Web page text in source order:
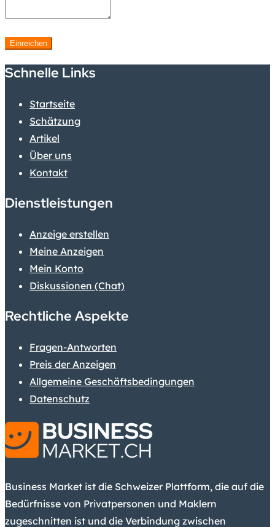
Einreichen
Schnelle Links
Startseite
Schätzung
Artikel
Über uns
Kontakt
Dienstleistungen
Anzeige erstellen
Meine Anzeigen
Mein Konto
Diskussionen (Chat)
Rechtliche Aspekte
Fragen-Antworten
Preis der Anzeigen
Allgemeine Geschäftsbedingungen
Datenschutz
Business Market ist die Schweizer Plattform, die auf die
Bedürfnisse von Privatpersonen und Maklern
zugeschnitten ist und die Verbindung zwischen